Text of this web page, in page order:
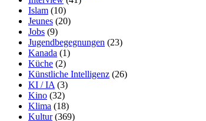
Islam (10)
Jeunes (20)
Jobs (9)
Jugendbegegnungen (23)
Kanada (1)
Küche (2)
Künstliche Intelligenz (26)
KI / IA (3)
Kino (32)
Klima (18)
Kultur(369)